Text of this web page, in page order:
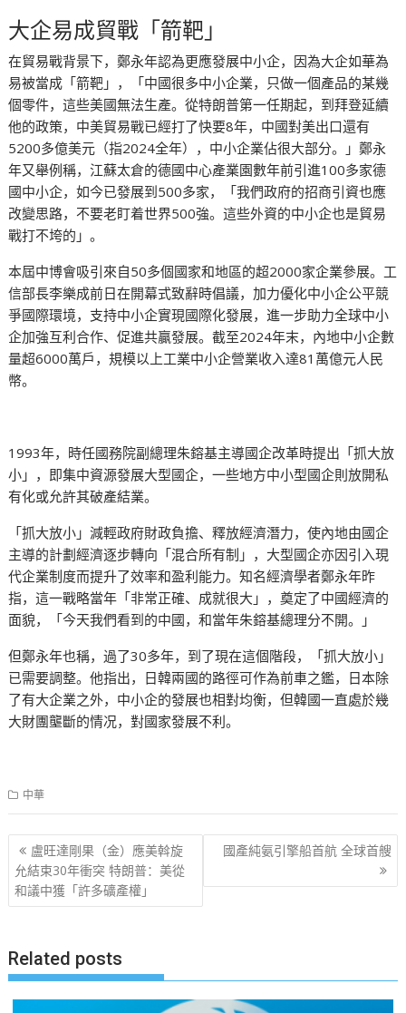
大企易成貿戰「箭靶」
在貿易戰背景下，鄭永年認為更應發展中小企，因為大企如華為
易被當成「箭靶」，「中國很多中小企業，只做一個產品的某幾
個零件，這些美國無法生產。從特朗普第一任期起，到拜登延續
他的政策，中美貿易戰已經打了快要8年，中國對美出口還有
5200多億美元（指2024全年），中小企業佔很大部分。」鄭永
年又舉例稱，江蘇太倉的德國中心產業園數年前引進100多家德
國中小企，如今已發展到500多家，「我們政府的招商引資也應
改變思路，不要老盯着世界500強。這些外資的中小企也是貿易
戰打不垮的」。
本屆中博會吸引來自50多個國家和地區的超2000家企業參展。工
信部長李樂成前日在開幕式致辭時倡議，加力優化中小企公平競
爭國際環境，支持中小企實現國際化發展，進一步助力全球中小
企加強互利合作、促進共贏發展。截至2024年末，內地中小企數
量超6000萬戶，規模以上工業中小企營業收入達81萬億元人民
幣。
1993年，時任國務院副總理朱鎔基主導國企改革時提出「抓大放
小」，即集中資源發展大型國企，一些地方中小型國企則放開私
有化或允許其破產結業。
「抓大放小」減輕政府財政負擔、釋放經濟潛力，使內地由國企
主導的計劃經濟逐步轉向「混合所有制」，大型國企亦因引入現
代企業制度而提升了效率和盈利能力。知名經濟學者鄭永年昨
指，這一戰略當年「非常正確、成就很大」，奠定了中國經濟的
面貌，「今天我們看到的中國，和當年朱鎔基總理分不開。」
但鄭永年也稱，過了30多年，到了現在這個階段，「抓大放小」
已需要調整。他指出，日韓兩國的路徑可作為前車之鑑，日本除
了有大企業之外，中小企的發展也相對均衡，但韓國一直處於幾
大財團壟斷的情况，對國家發展不利。
中華
文
章
导
盧旺達剛果（金）應美斡旋
允結束30年衝突 特朗普：美從
和議中獲「許多礦產權」
國產純氨引擎船首航 全球首艘
Related posts